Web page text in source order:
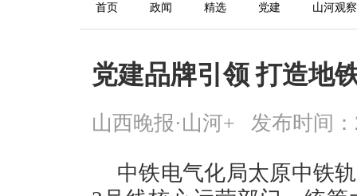
首页 政闻 精选 党建 山河观察
党建品牌引领 打造地
山西晚报·山河+ 发布时间：
中铁电气化局太原中铁